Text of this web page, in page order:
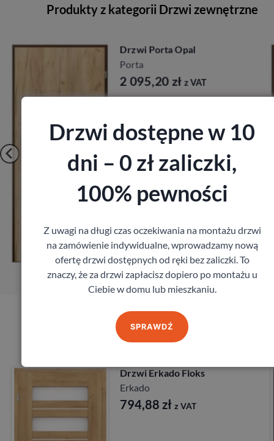
Produkty z kategorii Drzwi zewnętrzne
Drzwi Porta Akustyczne
27db
Porta
1 641,60zł z VAT
Zamów pomiar
Produkty marki Erkado
Drzwi Erkado Kamelia
Erkado
724,68zł z VAT
Drzwi dostępne w 10
dni – 0 zł zaliczki,
100% pewności
Z uwagi na długi czas oczekiwania na montażu drzwi
na zamówienie indywidualne, wprowadzamy nową
ofertę drzwi dostępnych od ręki bez zaliczki. To
znaczy, że za drzwi zapłacisz dopiero po montażu u
Ciebie w domu lub mieszkaniu.
SPRAWDŹ